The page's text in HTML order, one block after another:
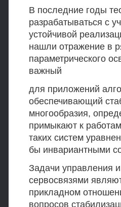
В последние годы
разрабатываться с
устойчивой
нашли отражение в
параметрического
важный
для приложений
обеспечивающий
многообразия,
примыкают к
таких систем
бы инвариантными
Задачи управления
сервосвязями
прикладном
вопросов